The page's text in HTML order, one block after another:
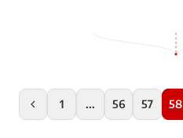
1 ... 56 57 58